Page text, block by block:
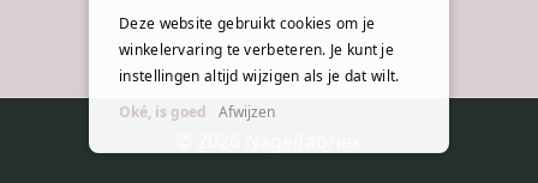
Deze website gebruikt cookies om je
winkelervaring te verbeteren. Je kunt je
instellingen altijd wijzigen als je dat wilt.
Oké, is goed
Afwijzen